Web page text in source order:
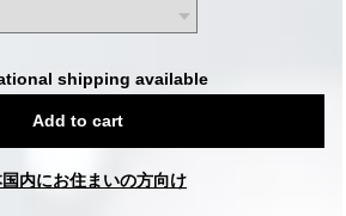
shipping available
Add to cart
国内にお住まいの方向け